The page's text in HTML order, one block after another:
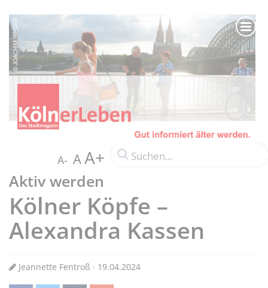
A- AA+
Aktiv werden
Kölner Köpfe –
Alexandra Kassen
Jeannette Fentroß · 19.04.2024